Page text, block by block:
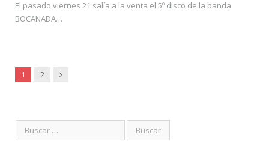
El pasado viernes 21 salía a la venta el 5º disco de la banda
BOCANADA…
1 2 Siguiente